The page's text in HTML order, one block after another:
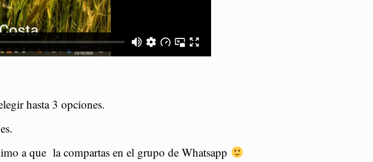
hasta 3 opciones.
a que la compartas en el grupo de Whatsapp